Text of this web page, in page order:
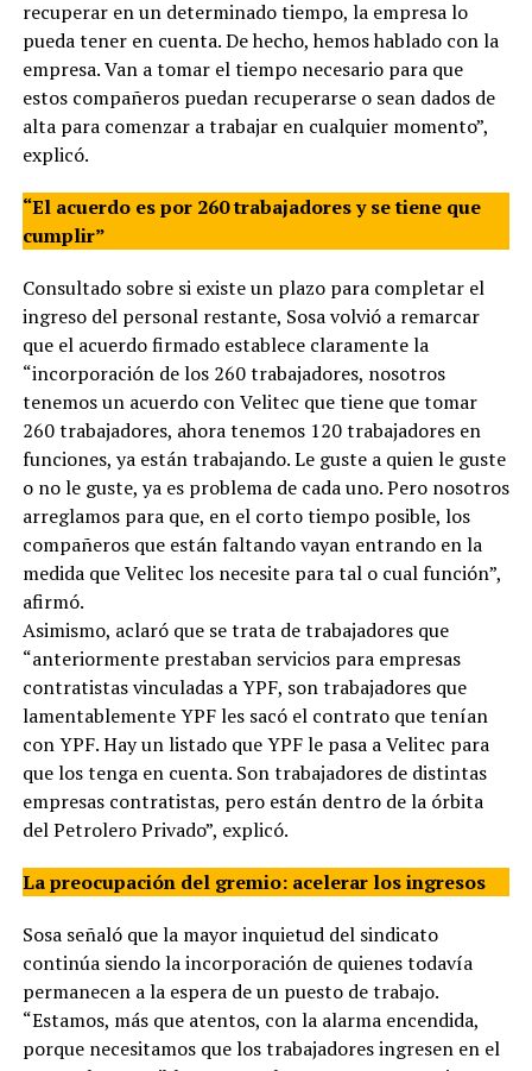
recuperar en un determinado tiempo, la empresa lo
pueda tener en cuenta. De hecho, hemos hablado con la
empresa. Van a tomar el tiempo necesario para que
estos compañeros puedan recuperarse o sean dados de
alta para comenzar a trabajar en cualquier momento”,
explicó.
“El acuerdo es por 260 trabajadores y se tiene que
cumplir”
Consultado sobre si existe un plazo para completar el
ingreso del personal restante, Sosa volvió a remarcar
que el acuerdo firmado establece claramente la
“incorporación de los 260 trabajadores, nosotros
tenemos un acuerdo con Velitec que tiene que tomar
260 trabajadores, ahora tenemos 120 trabajadores en
funciones, ya están trabajando. Le guste a quien le guste
o no le guste, ya es problema de cada uno. Pero nosotros
arreglamos para que, en el corto tiempo posible, los
compañeros que están faltando vayan entrando en la
medida que Velitec los necesite para tal o cual función”,
afirmó.
Asimismo, aclaró que se trata de trabajadores que
“anteriormente prestaban servicios para empresas
contratistas vinculadas a YPF, son trabajadores que
lamentablemente YPF les sacó el contrato que tenían
con YPF. Hay un listado que YPF le pasa a Velitec para
que los tenga en cuenta. Son trabajadores de distintas
empresas contratistas, pero están dentro de la órbita
del Petrolero Privado”, explicó.
La preocupación del gremio: acelerar los ingresos
Sosa señaló que la mayor inquietud del sindicato
continúa siendo la incorporación de quienes todavía
permanecen a la espera de un puesto de trabajo.
“Estamos, más que atentos, con la alarma encendida,
porque necesitamos que los trabajadores ingresen en el